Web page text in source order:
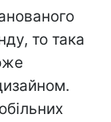
то така